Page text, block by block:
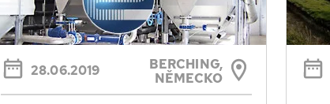
28.06.2019
BERCHING,
NĚMECKO